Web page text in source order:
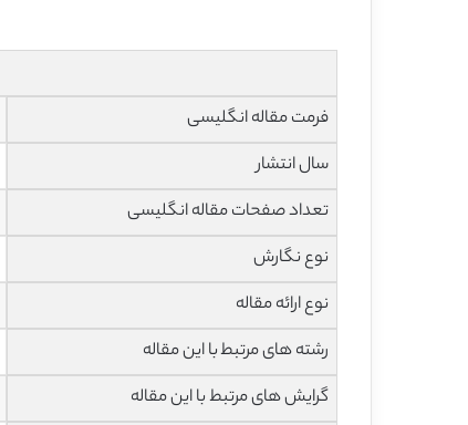
فرمت مقاله انگلیسی
سال انتشار
تعداد صفحات مقاله انگلیسی
نوع نگارش
نوع ارائه مقاله
رشته های مرتبط با این مقاله
گرایش های مرتبط با این مقاله